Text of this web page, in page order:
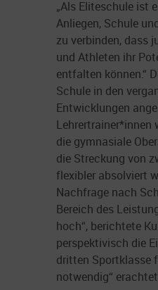
„Als Eliteschule ist
Anliegen, Schule
zu verbinden, dass
und Athleten ihr
entfalten können.“
Schule in den
Entwicklungen
Lehrertrainer*innen
die gymnasiale
die Streckung von
flexibler absolviert
Nachfrage nach
Bereich des
hoch“, berichtete
perspektivisch die
dritten Sportklasse
notwendig“